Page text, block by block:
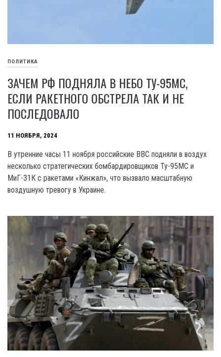
ПОЛИТИКА
ЗАЧЕМ РФ ПОДНЯЛА В НЕБО ТУ-95МС,
ЕСЛИ РАКЕТНОГО ОБСТРЕЛА ТАК И НЕ
ПОСЛЕДОВАЛО
11 НОЯБРЯ, 2024
В утренние часы 11 ноября российские ВВС подняли в воздух
несколько стратегических бомбардировщиков Ту-95МС и
МиГ-31К с ракетами «Кинжал», что вызвало масштабную
воздушную тревогу в Украине.